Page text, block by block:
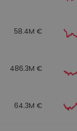
58.4M €
486.3M €
64.3M €